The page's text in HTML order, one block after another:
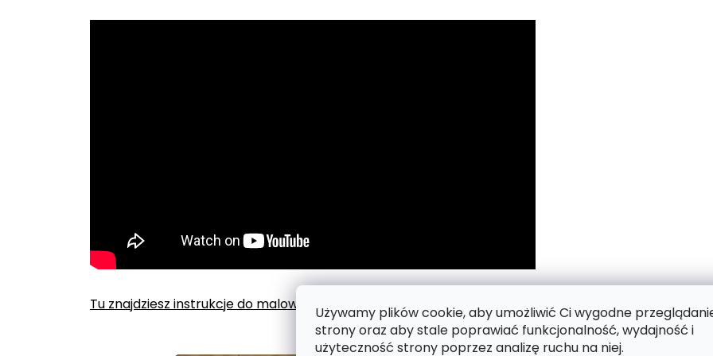
Używamy plików cookie, aby umożliwić Ci wygodne
strony oraz aby stale poprawiać funkcjonalność, wydajność i
użyteczność strony poprzez analizę ruchu na niej.
Tu znajdziesz instrukcje do malowania po numerach.